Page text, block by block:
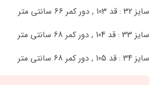
سایز 32 : قد 103 , دور کمر 66 سانتی متر
سایز 33 : قد 104 , دور کمر 68 سانتی متر
سایز 34 : قد 105 , دور کمر 68 سانتی متر